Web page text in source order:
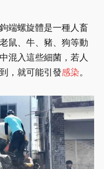
端螺旋體是一種人畜
鼠、牛、豬、狗等動
混入這些細菌，若人
，就可能引發感染。